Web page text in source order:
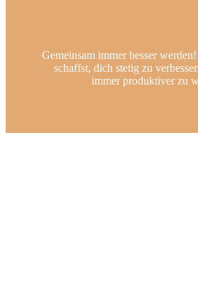
Gemeinsam immer besser
schaffst, dich stetig zu
immer produktiver zu